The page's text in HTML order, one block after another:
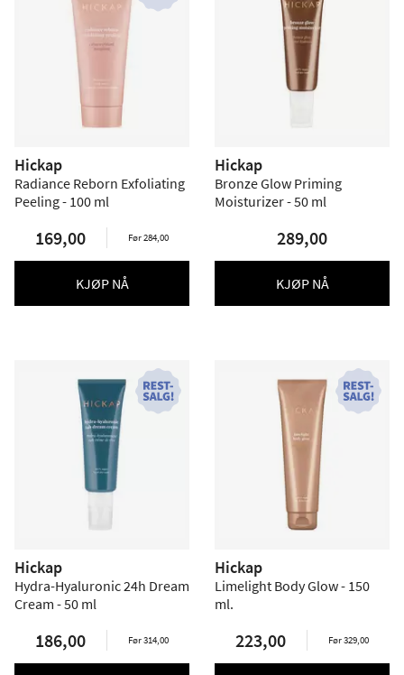
Hickap
Radiance Reborn Exfoliating
Peeling - 100 ml
169,00 Før 284,00
KJØP NÅ
Hickap
Bronze Glow Priming
Moisturizer - 50 ml
289,00
KJØP NÅ
Hickap
Hydra-Hyaluronic 24h Dream
Cream - 50 ml
186,00 Før 314,00
Hickap
Limelight Body Glow - 150
ml.
223,00 Før 329,00